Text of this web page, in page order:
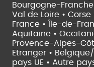
Bourgogne-
Val de Loire • Corse
France •
Île-de-
Aquitaine •
Provence-Alpes-
Etranger •
pays UE • Autre